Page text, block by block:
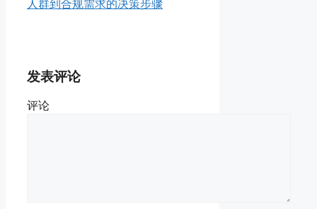
人群到合规需求的决策步骤
发表评论
评论